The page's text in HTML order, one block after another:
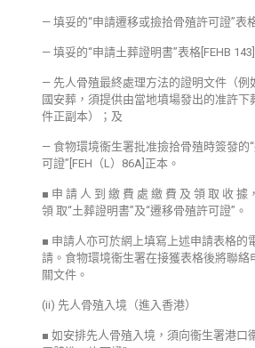
— 填妥的“申請遷移或撿拾骨殖許可證”表
— 填妥的“申請土葬證明書”表格[FEHB 143]
— 先人骨殖最終處理方法的證明文件（例
國安葬，須提供由當地墳場發出的准許下
件正副本）；及
— 食物環境衞生署批准撿拾骨殖時簽發的
可證”[FEH（L）86A]正本。
■ 申 請 人 到 繳 費 處 繳 費 及 領 取 收 據
領 取“土葬證明書”及“遷移骨殖許可證”。
■ 申請人亦可於網上填寫上述申請表格的
請。食物環境衞生署在接獲表格後將聯絡
關文件。
(ii) 先人骨殖入境（進入香港）
■ 如安排先人骨殖入境，須向衞生署港口